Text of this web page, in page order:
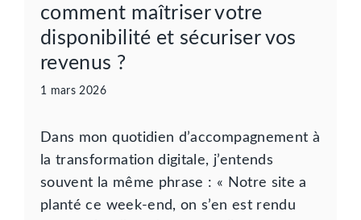
comment maîtriser votre
disponibilité et sécuriser vos
revenus ?
1 mars 2026
Dans mon quotidien d’accompagnement à
la transformation digitale, j’entends
souvent la même phrase : « Notre site a
planté ce week-end, on s’en est rendu